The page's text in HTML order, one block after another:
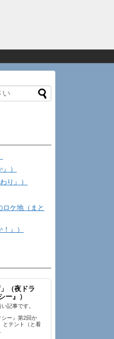
）
り』）
ケ地（まと
』）
（夜ドラ
ー』）
記事です。
ー』第2回か
とテント（と看